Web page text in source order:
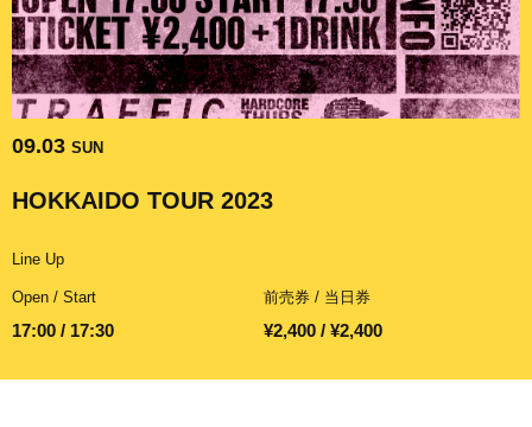
09.03 SUN
HOKKAIDO TOUR 2023
Line Up
Open / Start
17:00 / 17:30
前売券 / 当日券
¥2,400 / ¥2,400